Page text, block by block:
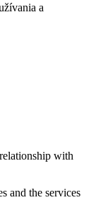
a
with
and the services